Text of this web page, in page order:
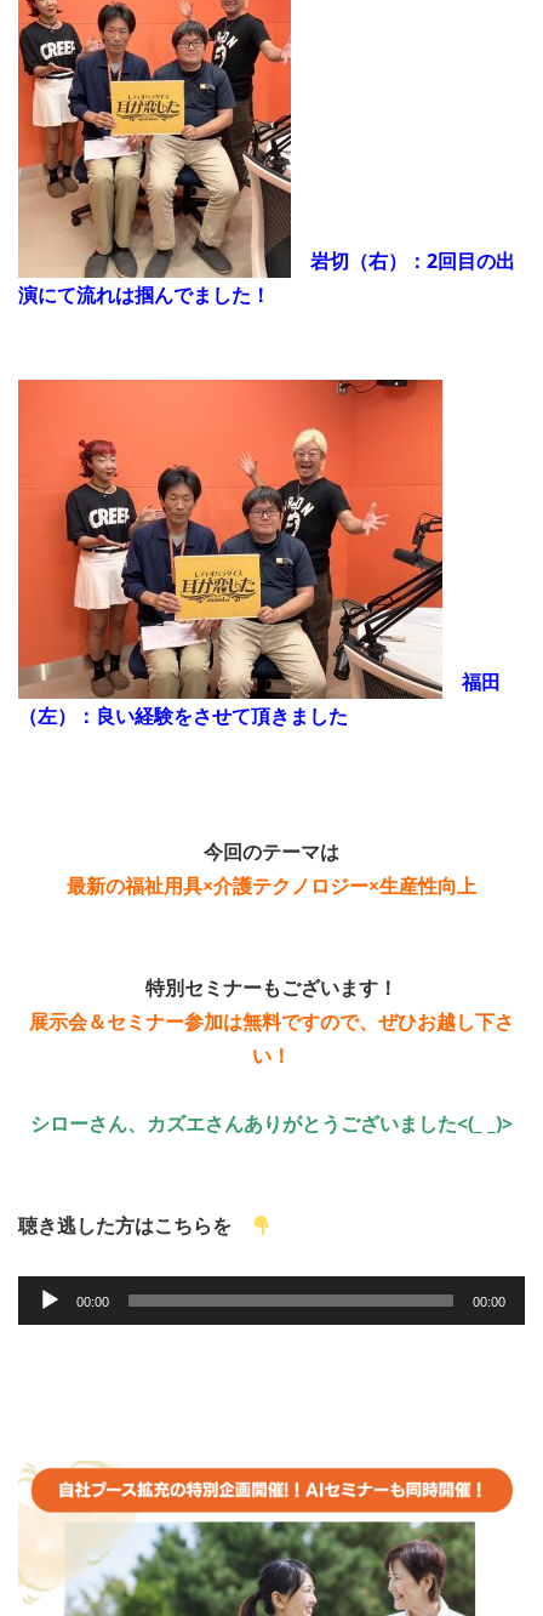
岩切（右）：2回目の出
演にて流れは掴んでました！
福田
（左）：良い経験をさせて頂きました
今回のテーマは
最新の福祉用具×介護テクノロジー×生産性向上
特別セミナーもございます！
展示会＆セミナー参加は無料ですので、ぜひお越し下さ
い！
シローさん、カズエさんありがとうございました<(_ _)>
聴き逃した方はこちらを
声
ヤ
ー
00:00 00:00